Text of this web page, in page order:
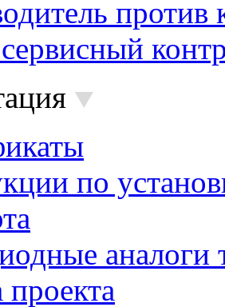
против
по
аналоги